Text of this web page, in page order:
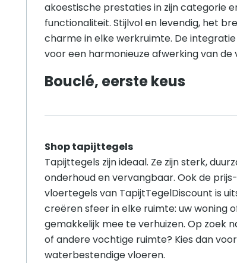
akoestische prestaties in zijn categorie
functionaliteit. Stijlvol en levendig, het
charme in elke werkruimte. De
voor een harmonieuze afwerking van de
Bouclé, eerste keus
Shop tapijttegels
Tapijttegels zijn ideaal. Ze zijn sterk,
onderhoud en vervangbaar. Ook de
vloertegels van TapijtTegelDiscount is
creëren sfeer in elke ruimte: uw woning
gemakkelijk mee te verhuizen. Op zoek
of andere vochtige ruimte? Kies dan
waterbestendige vloeren.